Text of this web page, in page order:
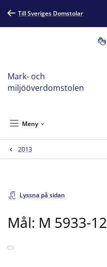
Till Sveriges Domstolar
Mark- och
miljööverdomstolen
Meny
2013
Lyssna på sidan
Mål: M 5933-12